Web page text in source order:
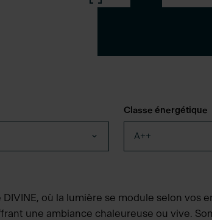
Classe énergétique
A++
où la lumière se module selon vos
une ambiance chaleureuse ou vive.